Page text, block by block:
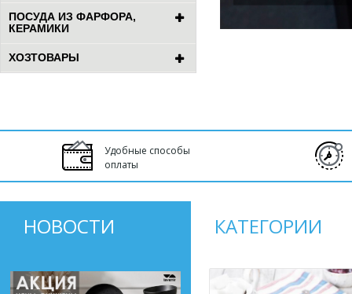
ПОСУДА ИЗ ФАРФОРА,
КЕРАМИКИ
ХОЗТОВАРЫ
Удобные способы
оплаты
НОВОСТИ КАТЕГОРИИ